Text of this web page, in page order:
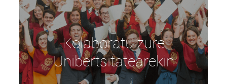
Kolaboratu zure
Unibertsitatearekin